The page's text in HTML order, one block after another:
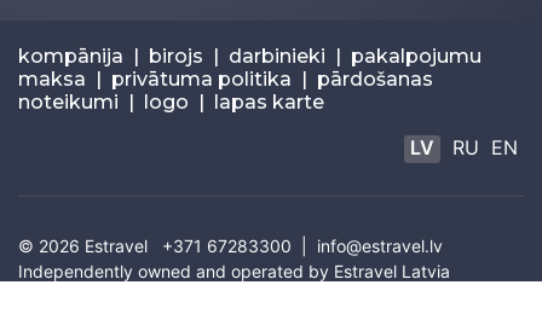
kompānija birojs darbinieki
pakalpojumu
maksa
privātuma politika
pārdošanas
noteikumi
logo lapas karte
LV RU EN
© 2026 Estravel +371 67283300 | info@estravel.lv
Independently owned and operated by Estravel Latvia